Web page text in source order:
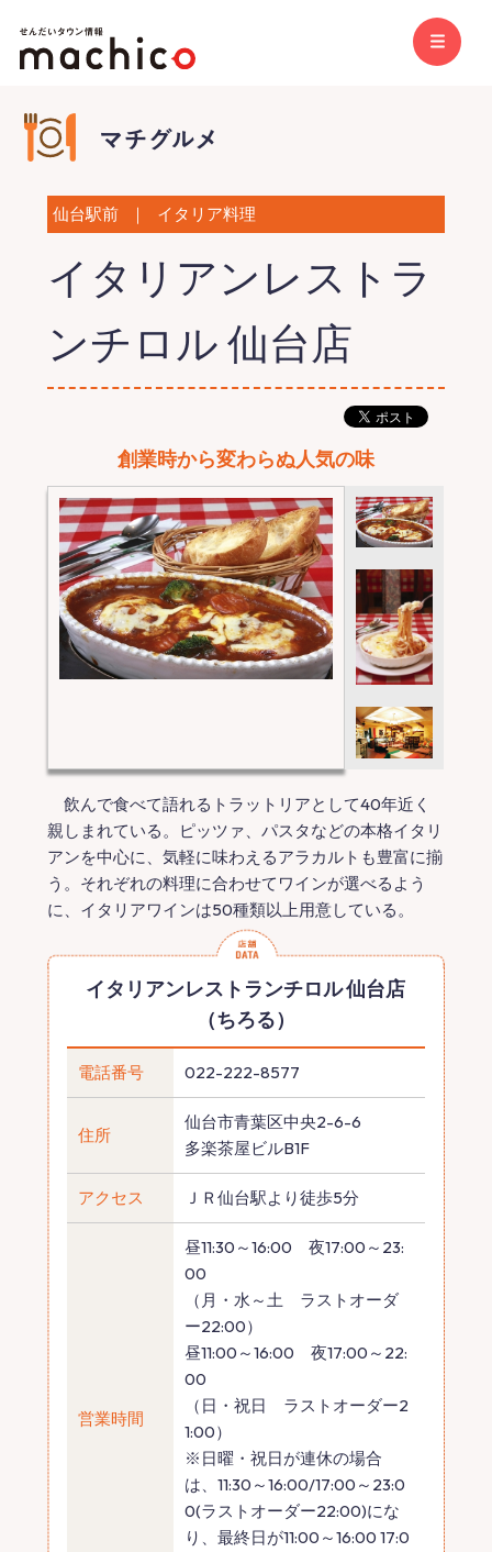
仙台駅前 ｜ イタリア料理
イタリアンレストラ
ンチロル 仙台店
創業時から変わらぬ人気の味
飲んで食べて語れるトラットリアとして40年近く
親しまれている。ピッツァ、パスタなどの本格イタリ
アンを中心に、気軽に味わえるアラカルトも豊富に揃
う。それぞれの料理に合わせてワインが選べるよう
に、イタリアワインは50種類以上用意している。
イタリアンレストランチロル 仙台店
（ちろる）
電話番号 022-222-8577
住所
仙台市青葉区中央2-6-6
多楽茶屋ビルB1F
アクセス ＪＲ仙台駅より徒歩5分
営業時間
昼11:30～16:00 夜17:00～23:
00
（月・水～土 ラストオーダ
ー22:00）
昼11:00～16:00 夜17:00～22:
00
（日・祝日 ラストオーダー2
1:00）
※日曜・祝日が連休の場合
は、11:30～16:00/17:00～23:0
0(ラストオーダー22:00)にな
り、最終日が11:00～16:00 17:0